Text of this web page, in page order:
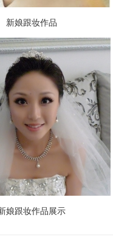
新娘跟妆作品
娘跟妆作品展示